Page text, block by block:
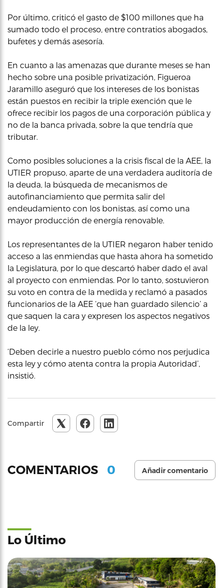
Por último, criticó el gasto de $100 millones que ha
sumado todo el proceso, entre contratios abogados,
bufetes y demás asesoría.
En cuanto a las amenazas que durante meses se han
hecho sobre una posible privatización, Figueroa
Jaramillo aseguró que los intereses de los bonistas
están puestos en recibir la triple exención que le
ofrece recibir los pagos de una corporación pública y
no de la banca privada, sobre la que tendría que
tributar.
Como posibles soluciones a la crisis fiscal de la AEE, la
UTIER propuso, aparte de una verdadera auditoría de
la deuda, la búsqueda de mecanismos de
autofinanciamiento que permita salir del
endeudamiento con los bonistas, así como una
mayor producción de energía renovable.
Los representantes de la UTIER negaron haber tenido
acceso a las enmiendas que hasta ahora ha sometido
la Legislatura, por lo que descartó haber dado el aval
al proyecto con enmiendas. Por lo tanto, sostuvieron
su voto en contra de la medida y reclamó a pasados
funcionarios de la AEE ‘que han guardado silencio’ a
que saquen la cara y expresen los aspectos negativos
de la ley.
‘Deben decirle a nuestro pueblo cómo nos perjudica
esta ley y cómo atenta contra la propia Autoridad’,
insistió.
Compartir
COMENTARIOS 0 Añadir comentario
Lo Último